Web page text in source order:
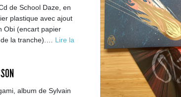
de School Daze, en
plastique avec ajout
Obi (encart papier
la tranche).… Lire la
album de Sylvain